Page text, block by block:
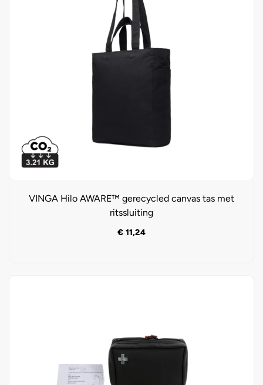
VINGA Hilo AWARE™ gerecycled canvas tas met
ritssluiting
€ 11,24